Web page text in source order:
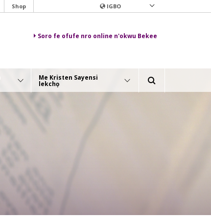
Shop IGBO
Soro fe ofufe nro online n'okwu Bekee
Me Kristen Sayensi
lekchọ